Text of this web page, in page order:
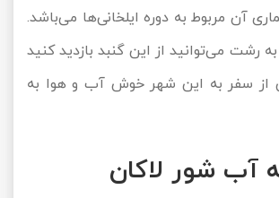
آن مربوط به دوره ایلخانی‌ها می‌باشد.
رشت می‌توانید از این گنبد بازدید کنید
از سفر به این شهر خوش آب و هوا به
آب شور لاکان